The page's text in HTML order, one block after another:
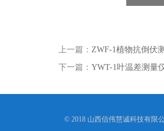
上一篇： ZWF-1植物抗倒伏
下一篇： YWT-1叶温差测量
© 2018 山西信伟慧诚科技有限